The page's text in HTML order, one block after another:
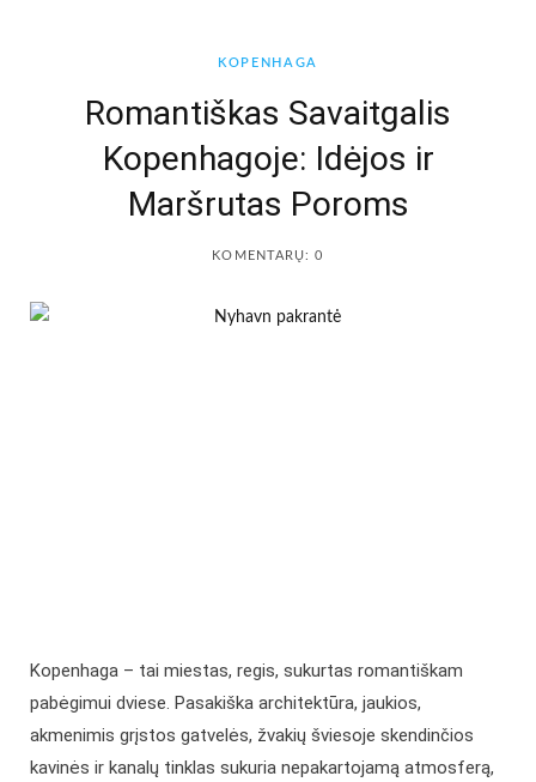
o
KOPENHAGA
Romantiškas Savaitgalis
Kopenhagoje: Idėjos ir
Maršrutas Poroms
KOMENTARŲ: 0
Kopenhaga – tai miestas, regis, sukurtas romantiškam
pabėgimui dviese. Pasakiška architektūra, jaukios,
akmenimis grįstos gatvelės, žvakių šviesoje skendinčios
kavinės ir kanalų tinklas sukuria nepakartojamą atmosferą,